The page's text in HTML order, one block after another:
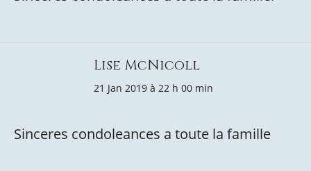
Lise McNicoll
21 Jan 2019 à 22 h 00 min
Sinceres condoleances a toute la famille